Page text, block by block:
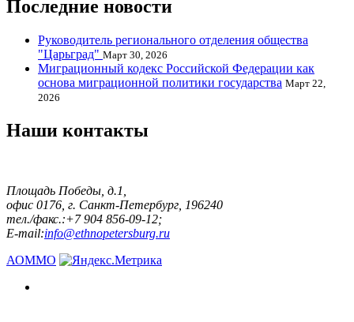
Последние новости
Руководитель регионального отделения общества
"Царьград" Март 30, 2026
Миграционный кодекс Российской Федерации как
основа миграционной политики государства Март 22,
2026
Наши контакты
Площадь Победы, д.1,
офис 0176, г. Санкт-Петербург, 196240
тел./факс.:+7 904 856-09-12;
E-mail:info@ethnopetersburg.ru
АОММО